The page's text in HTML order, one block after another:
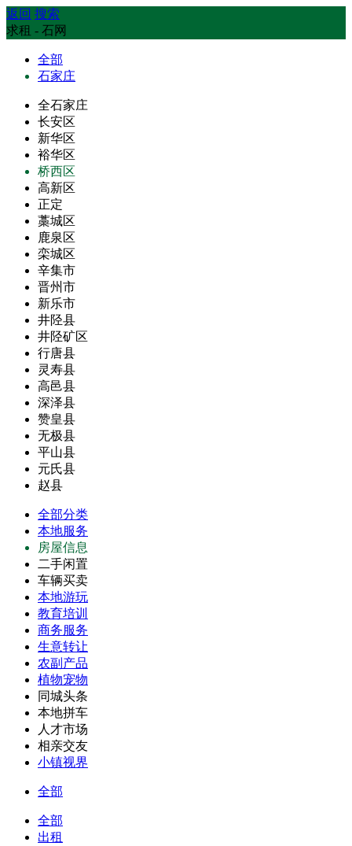
返回 搜索
求租 - 石网
全部
石家庄
全石家庄
长安区
新华区
裕华区
桥西区
高新区
正定
藁城区
鹿泉区
栾城区
辛集市
晋州市
新乐市
井陉县
井陉矿区
行唐县
灵寿县
高邑县
深泽县
赞皇县
无极县
平山县
元氏县
赵县
全部分类
本地服务
房屋信息
二手闲置
车辆买卖
本地游玩
教育培训
商务服务
生意转让
农副产品
植物宠物
同城头条
本地拼车
人才市场
相亲交友
小镇视界
全部
全部
出租